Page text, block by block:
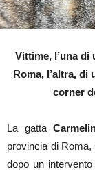
Vittime, l’una di
Roma, l’altra,
corner
La gatta
provincia di
dopo un